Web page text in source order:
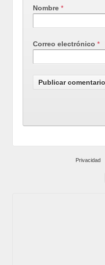
Nombre *
Correo electrónico *
Privacidad